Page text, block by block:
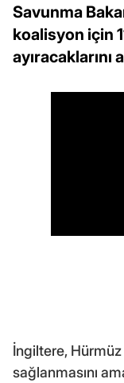
Savunma
koalisyon için
ayıracaklarını
İngiltere,
sağlanmasını